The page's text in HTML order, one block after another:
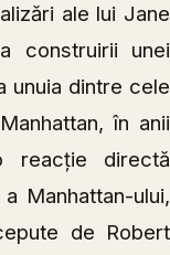
ale lui Jane
construirii unei
unuia dintre cele
în anii
reacție directă
Manhattan-ului,
de Robert